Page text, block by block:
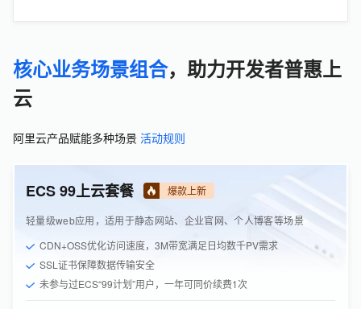
核心业务场景组合，助力开发者普惠上
云
阿里云产品赋能多种场景 活动规则
ECS 99上云套餐 爆款上新
轻量级web应用，适用于静态网站、企业官网、个人博客等场景
CDN+OSS优化访问速度，3M带宽满足日均数千PV需求
SSL证书保障数据传输安全
未参与过ECS“99计划”用户，一年可同价续费1次